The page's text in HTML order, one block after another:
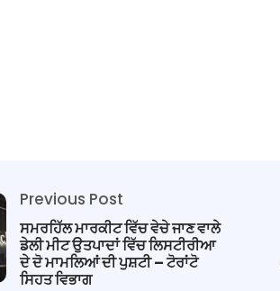
Previous Post
ਸਮਰਹਿੱਲ ਮਾਰਕੀਟ ਵਿੱਚ ਵੇਚੇ ਜਾਣ ਵਾਲੇ
ਡੇਲੀ ਮੀਟ ਉਤਪਾਦਾਂ ਵਿੱਚ ਲਿਸਟੀਰੀਆ
ਦੇ ਦੋ ਮਾਮਲਿਆਂ ਦੀ ਪੁਸ਼ਟੀ – ਟੋਰਾਂਟੋ
ਸਿਹਤ ਵਿਭਾਗ